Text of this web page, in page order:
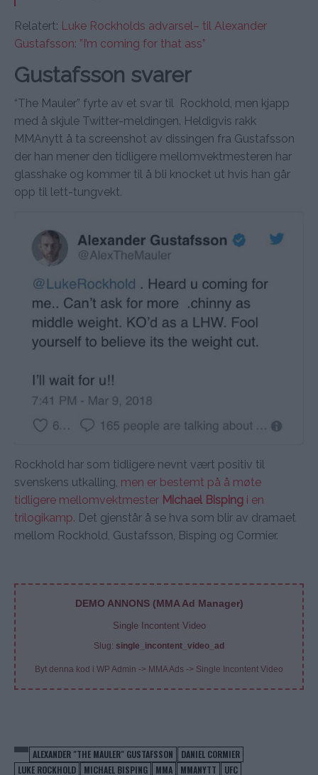
Relatert: Luke Rockholds advarsel– til Alexander
Gustafsson: ”I’m coming for that ass”
Gustafsson svarer
“The Mauler” fyrte av et svar til Rockhold, men kjapp
med å skjule Twitter-meldingen. Heldigvis rakk
MMAnytt å ta screenshot av dissingen fra Gustafsson
der han mener den tidligere mellomvektmesteren har
glasshake og kommer til å bli knocket ut hvis han går
opp til lett-tungvekt.
Rockhold har som tidligere nevnt vært positiv til
svenskens utkalling, men er bestemt på å møte
tidligere mellomvektmester Michael Bisping i en
trilogikamp. Det gjenstår å se hva som blir av dramaet
mellom Rockhold, Gustafsson, Bisping og Cormier.
DEMO ANNONS (MMA Ad Manager)
Single Incontent Video
Slug: single_incontent_video_ad
Byt denna kod i WP Admin -> MMA Ads -> Single Incontent Video
ALEXANDER "THE MAULER" GUSTAFSSON
DANIEL CORMIER
LUKE ROCKHOLD
MICHAEL BISPING MMA MMANYTT UFC